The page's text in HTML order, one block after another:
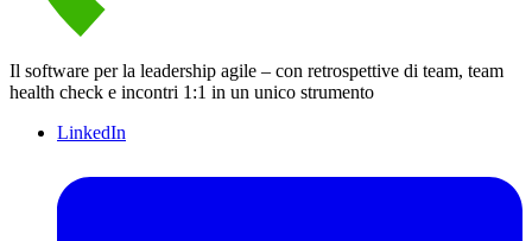
Il software per la leadership agile – con retrospettive di team, team
health check e incontri 1:1 in un unico strumento
LinkedIn